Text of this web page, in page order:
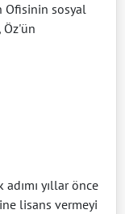
Ofisinin sosyal
Öz'ün
adımı yıllar önce
lisans vermeyi